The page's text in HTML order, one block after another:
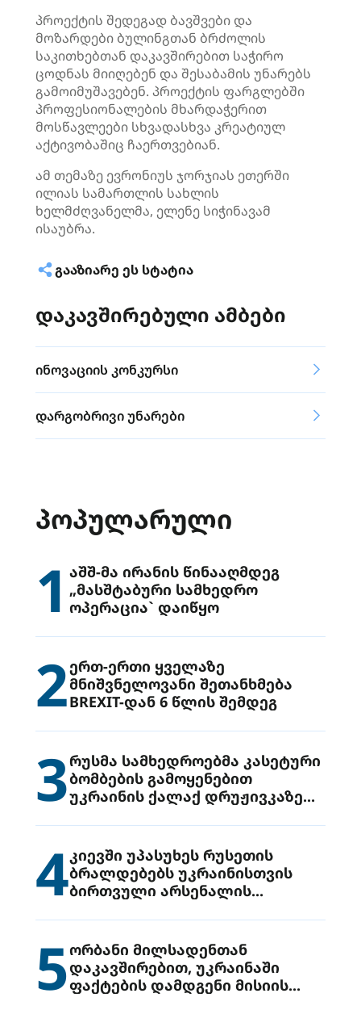
პროექტის შედეგად ბავშვები და
მოზარდები ბულინგთან ბრძოლის
საკითხებთან დაკავშირებით საჭირო
ცოდნას მიიღებენ და შესაბამის უნარებს
გამოიმუშავებენ. პროექტის ფარგლებში
პროფესიონალების მხარდაჭერით
მოსწავლეები სხვადასხვა კრეატიულ
აქტივობაშიც ჩაერთვებიან.
ამ თემაზე ევრონიუს ჯორჯიას ეთერში
ილიას სამართლის სახლის
ხელმძღვანელმა, ელენე სიჭინავამ
ისაუბრა.
ᲒᲐᲐᲖᲘᲐᲠᲔ ᲔᲡ ᲡᲢᲐᲢᲘᲐ
დაკავშირებული ამბები
ინოვაციის კონკურსი
დარგობრივი უნარები
ᲞᲝᲞᲣᲚᲐᲠᲣᲚᲘ
1 აშშ-მა ირანის წინააღმდეგ
„მასშტაბური სამხედრო
ოპერაცია` დაიწყო
2ერთ-ერთი ყველაზე
მნიშვნელოვანი შეთანხმება
BREXIT-დან 6 წლის შემდეგ
3რუსმა სამხედროებმა კასეტური
ბომბების გამოყენებით
უკრაინის ქალაქ დრუჟივკაზე
4კიევში უპასუხეს რუსეთის
ბრალდებებს უკრაინისთვის
ბირთვული არსენალის
5ორბანი მილსადენთან
დაკავშირებით, უკრაინაში
ფაქტების დამდგენი მისიის